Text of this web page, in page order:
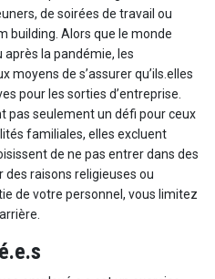
de soirées de travail ou
building. Alors que le monde
après la pandémie, les
moyens de s’assurer qu’ils.elles
pour les sorties d’entreprise.
pas seulement un défi pour ceux
familiales, elles excluent
de ne pas entrer dans des
des raisons religieuses ou
de votre personnel, vous limitez